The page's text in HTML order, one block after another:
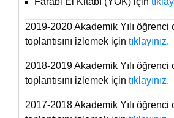
2019-2020 Akademik Yılı öğrenci
toplantısını izlemek için tıklayınız.
2018-2019 Akademik Yılı öğrenci
toplantısını izlemek için tıklayınız.
2017-2018 Akademik Yılı öğrenci